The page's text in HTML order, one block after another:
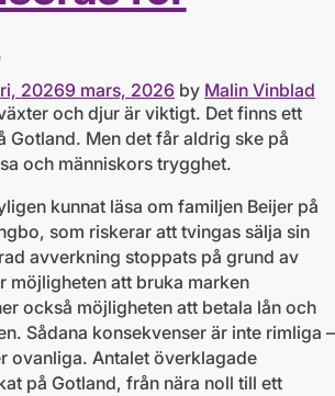
20269 mars, 2026 by Malin Vinblad
och djur är viktigt. Det finns ett
Gotland. Men det får aldrig ske på
och människors trygghet.
kunnat läsa om familjen Beijer på
som riskerar att tvingas sälja sin
avverkning stoppats på grund av
möjligheten att bruka marken
också möjligheten att betala lån och
Sådana konsekvenser är inte rimliga –
ovanliga. Antalet överklagade
på Gotland, från nära noll till ett